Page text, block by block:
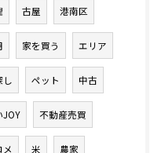
古屋 港南区
家を買う エリア
し ペット 中古
JOY 不動産売買
メ 米 農家